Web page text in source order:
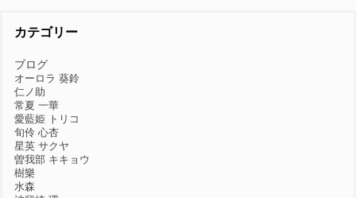
カテゴリー
ブログ
オーロラ 葵鈴
仁ノ助
常夏 一華
愛藍姫 トリコ
旬伶 心杏
星英 サクヤ
曽我部 キキョウ
樹樂
水森